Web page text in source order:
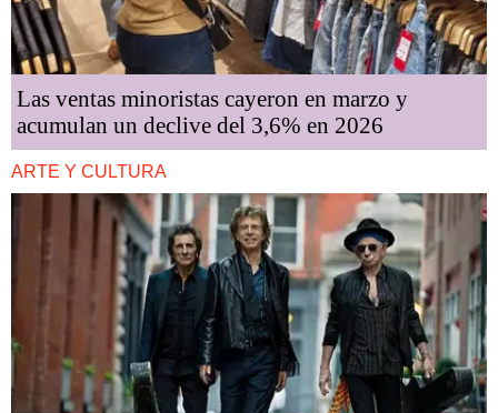
Las ventas minoristas cayeron en marzo y
acumulan un declive del 3,6% en 2026
ARTE Y CULTURA